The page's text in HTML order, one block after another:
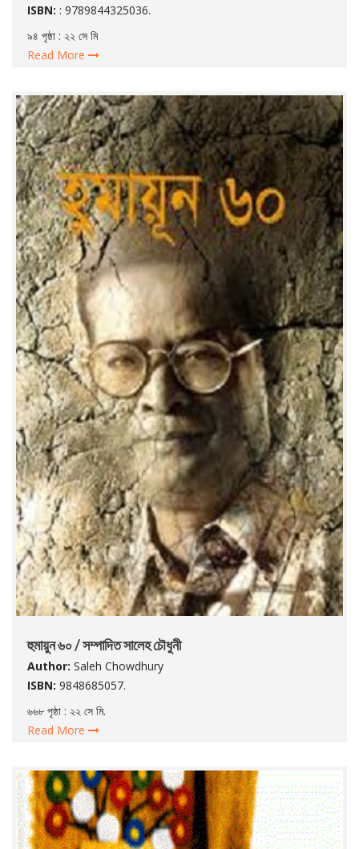
ISBN: : 9789844325036.
৯৪ পৃষ্ঠা : ২২ সে মি
Read More
হুমায়ুন ৬০ / সম্পাদিত সালেহ চৌধুনী
Author: Saleh Chowdhury
ISBN: 9848685057.
৬৬৮ পৃষ্ঠা : ২২ সে মি.
Read More